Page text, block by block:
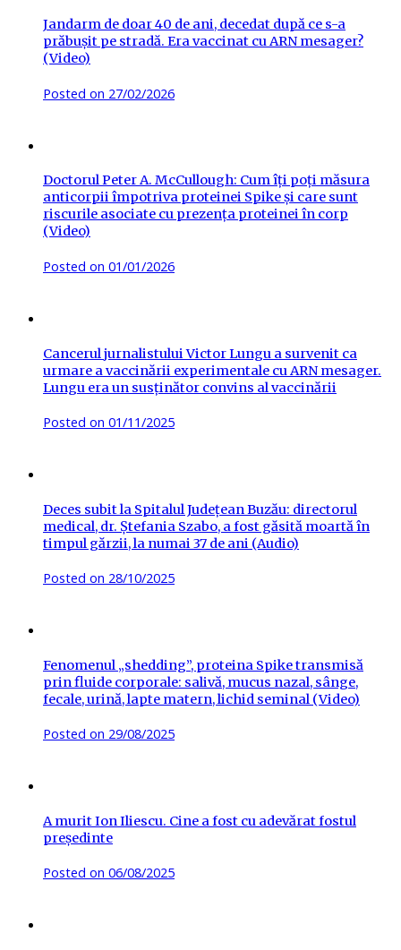
Jandarm de doar 40 de ani, decedat după ce s-a
prăbușit pe stradă. Era vaccinat cu ARN mesager?
(Video)
Posted on 27/02/2026
Doctorul Peter A. McCullough: Cum îți poți măsura
anticorpii împotriva proteinei Spike și care sunt
riscurile asociate cu prezența proteinei în corp
(Video)
Posted on 01/01/2026
Cancerul jurnalistului Victor Lungu a survenit ca
urmare a vaccinării experimentale cu ARN mesager.
Lungu era un susținător convins al vaccinării
Posted on 01/11/2025
Deces subit la Spitalul Județean Buzău: directorul
medical, dr. Ștefania Szabo, a fost găsită moartă în
timpul gărzii, la numai 37 de ani (Audio)
Posted on 28/10/2025
Fenomenul „shedding”, proteina Spike transmisă
prin fluide corporale: salivă, mucus nazal, sânge,
fecale, urină, lapte matern, lichid seminal (Video)
Posted on 29/08/2025
A murit Ion Iliescu. Cine a fost cu adevărat fostul
președinte
Posted on 06/08/2025